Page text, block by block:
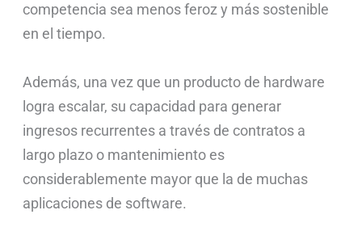
competencia sea menos feroz y más sostenible
en el tiempo.
Además, una vez que un producto de hardware
logra escalar, su capacidad para generar
ingresos recurrentes a través de contratos a
largo plazo o mantenimiento es
considerablemente mayor que la de muchas
aplicaciones de software.